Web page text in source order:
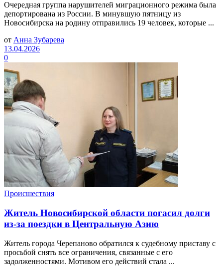
Очередная группа нарушителей миграционного режима была
депортирована из России. В минувшую пятницу из
Новосибирска на родину отправились 19 человек, которые ...
от Анна Зубарева
13.04.2026
0
Происшествия
Житель Новосибирской области погасил долги
из-за поездки в Центральную Азию
Житель города Черепаново обратился к судебному приставу с
просьбой снять все ограничения, связанные с его
задолженностями. Мотивом его действий стала ...